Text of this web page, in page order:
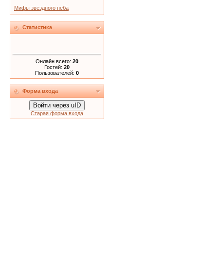
Мифы звездного неба
Статистика
Онлайн всего: 20
Гостей: 20
Пользователей: 0
Форма входа
Войти через uID
Старая форма входа